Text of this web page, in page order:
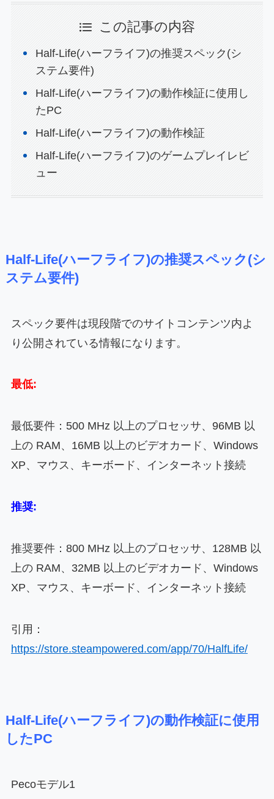
この記事の内容
Half-Life(ハーフライフ)の推奨スペック(シ
ステム要件)
Half-Life(ハーフライフ)の動作検証に使用し
たPC
Half-Life(ハーフライフ)の動作検証
Half-Life(ハーフライフ)のゲームプレイレビ
ュー
Half-Life(ハーフライフ)の推奨スペック(シ
ステム要件)
スペック要件は現段階でのサイトコンテンツ内よ
り公開されている情報になります。
最低:
最低要件：500 MHz 以上のプロセッサ、96MB 以
上の RAM、16MB 以上のビデオカード、Windows
XP、マウス、キーボード、インターネット接続
推奨:
推奨要件：800 MHz 以上のプロセッサ、128MB 以
上の RAM、32MB 以上のビデオカード、Windows
XP、マウス、キーボード、インターネット接続
引用：
https://store.steampowered.com/app/70/HalfLife/
Half-Life(ハーフライフ)の動作検証に使用
したPC
Pecoモデル1